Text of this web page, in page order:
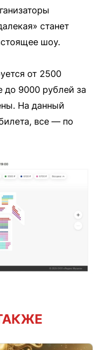
станет
шоу.
от 2500
до 9000 рублей за
На данный
все — по